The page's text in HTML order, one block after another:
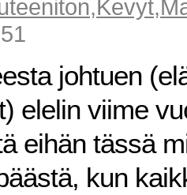
,Kevyt,
johtuen
elelin viime
eihän tässä
kun